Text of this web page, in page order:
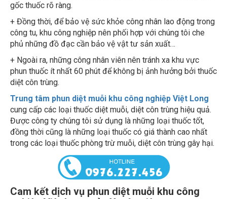
gốc thuốc rõ ràng.
+ Đồng thời, để bảo vệ sức khỏe công nhân lao động trong
công tu, khu công nghiệp nên phối hợp với chúng tôi che
phủ những đồ đạc cần bảo vệ vật tư sản xuất…
+ Ngoài ra, những công nhân viên nên tránh xa khu vực
phun thuốc ít nhất 60 phút để không bị ảnh hưởng bởi thuốc
diệt côn trùng.
Trung tâm phun diệt muỗi khu công nghiệp Việt Long
cung cấp các loại thuốc diệt muỗi, diệt côn trùng hiệu quả.
Được công ty chúng tôi sử dụng là những loại thuốc tốt,
đồng thời cũng là những loại thuốc có giá thành cao nhất
trong các loại thuốc phòng trừ muỗi, diệt côn trùng gây hại.
Cam kết dịch vụ phun diệt muỗi khu công